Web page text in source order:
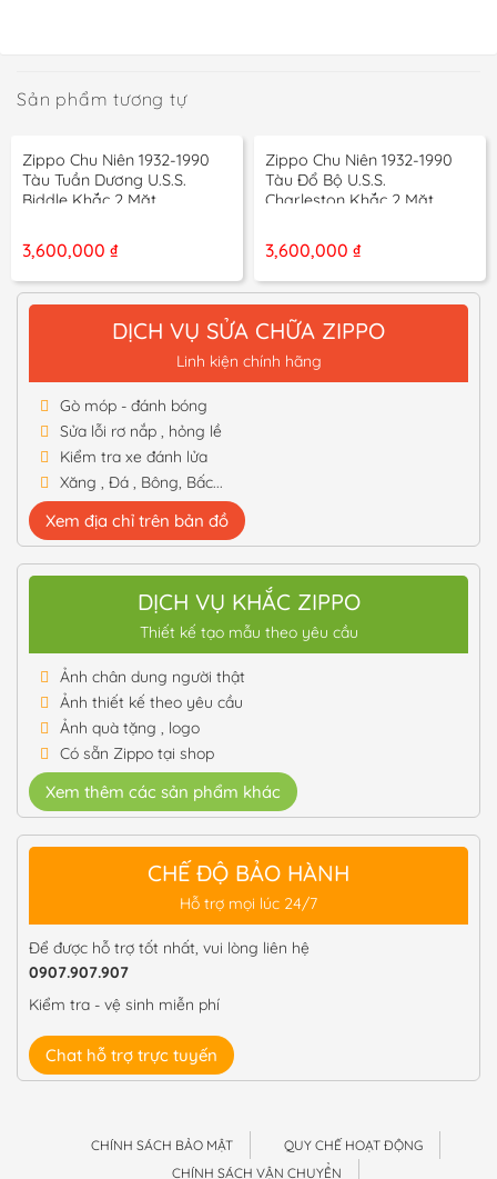
Sản phẩm tương tự
Zippo Chu Niên 1932-1990
Tàu Tuần Dương U.S.S.
Biddle Khắc 2 Mặt
3,600,000 ₫
Zippo Chu Niên 1932-1990
Tàu Đổ Bộ U.S.S.
Charleston Khắc 2 Mặt
3,600,000 ₫
DỊCH VỤ SỬA CHỮA ZIPPO
Linh kiện chính hãng
Gò móp - đánh bóng
Sửa lỗi rơ nắp , hỏng lề
Kiểm tra xe đánh lửa
Xăng , Đá , Bông, Bấc...
Xem địa chỉ trên bản đồ
DỊCH VỤ KHẮC ZIPPO
Thiết kế tạo mẫu theo yêu cầu
Ảnh chân dung người thật
Ảnh thiết kế theo yêu cầu
Ảnh quà tặng , logo
Có sẵn Zippo tại shop
Xem thêm các sản phẩm khác
CHẾ ĐỘ BẢO HÀNH
Hỗ trợ mọi lúc 24/7
Để được hỗ trợ tốt nhất, vui lòng liên hệ
0907.907.907
Kiểm tra - vệ sinh miễn phí
Chat hỗ trợ trực tuyến
CHÍNH SÁCH BẢO MẬT
QUY CHẾ HOẠT ĐỘNG
CHÍNH SÁCH VẬN CHUYỂN